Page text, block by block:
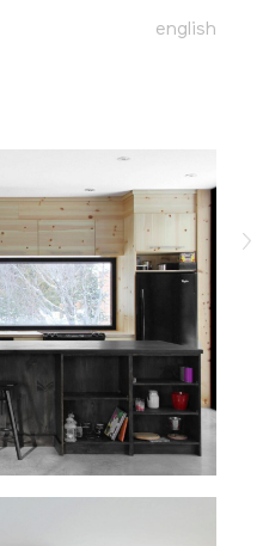
english